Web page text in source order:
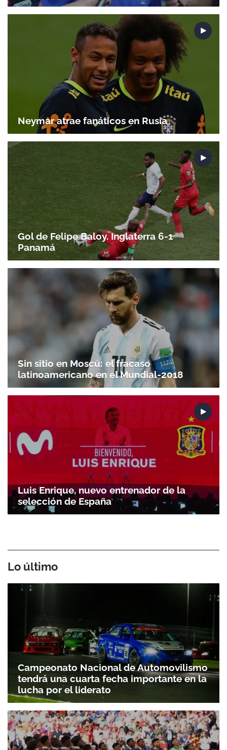
Neymar atrae fanáticos en Rusia
Gol de Felipe Baloy. Inglaterra 6-1
Panamá
Sin sitio en Moscú: el fracaso
latinoamericano en el Mundial-2018
Luis Enrique, nuevo entrenador de la
selección de España
Lo último
Campeonato Nacional de Automovilismo
tendrá una cuarta fecha importante en la
lucha por el liderato